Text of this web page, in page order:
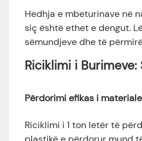
Hedhja e mbeturinave në
siç është ethet e dengut.
sëmundjeve dhe të
Riciklimi i
Përdorimi efikas i
Riciklimi i 1 ton letër të